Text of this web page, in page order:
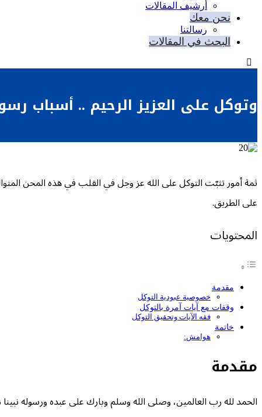
أرشيف المقالات
نحن معك
رسالتنا
البحث في المقالات
وتوكل على العزيز الرحيم .. أسباب
ثمة أمور تثبّت التوكل على الله عز وجل في القلب في هذه المحن
على الطريق.
المحتويات
مقدمة
خصوصية عبودية التوكل
وقفات مع آيات آمرة بالتوكل
فقه الآيات وتحقيق التوكل
خاتمة
هوامش:
مقدمة
الحمد لله رب العالمين، وصلى الله وسلم وبارك على عبده ورسوله